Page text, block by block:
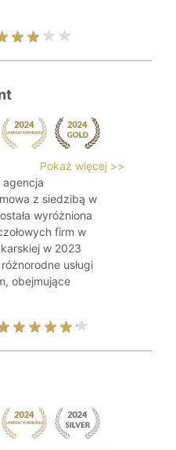
Pokaż więcej >>
agencja
z siedzibą w
wyróżniona
firm w
w 2023
usługi
obejmujące